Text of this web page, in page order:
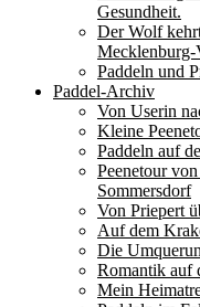
Gesundheit.
Der Wolf
Mecklenburg-
Paddeln und
Paddel-Archiv
Von Userin
Kleine
Paddeln auf
Peenetour
Sommersdorf
Von Priepert
Auf dem
Die
Romantik auf
Mein